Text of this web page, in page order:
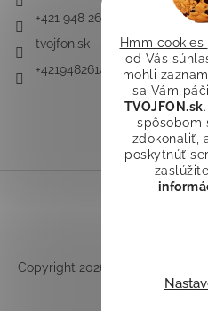
Hmm cookies
od Vás
mohli
sa Vám
TVOJFON.sk
spôsobom
zdokonaliť,
poskytnúť
+421 948 261 491
tvojfon.sk
+421948261491
Copyright 2026 .